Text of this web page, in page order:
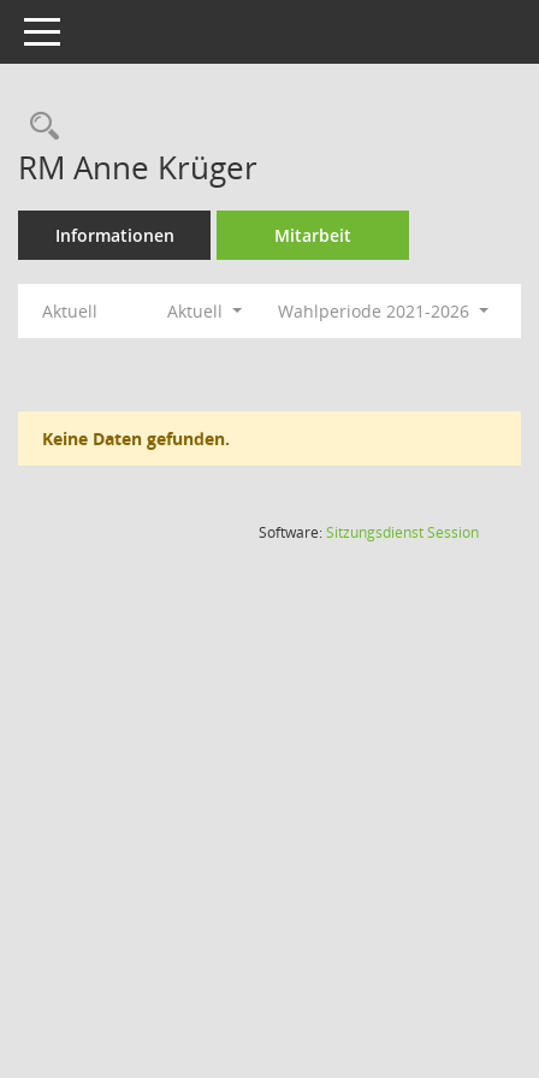
Toggle navigation
Rechercheauswahl
RM Anne Krüger
Informationen Mitarbeit
Aktuell Aktuell Wahlperiode 2021-2026
Keine Daten gefunden.
Software:SitzungsdienstSession(Wird in